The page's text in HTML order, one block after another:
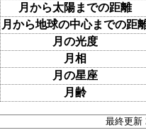
月から太陽までの距離
月から地球の中心までの距
月の光度
月相
月の星座
月齢
最終更新